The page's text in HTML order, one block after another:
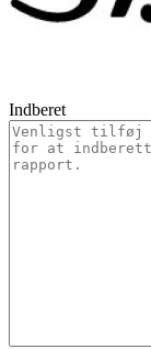
Indberet